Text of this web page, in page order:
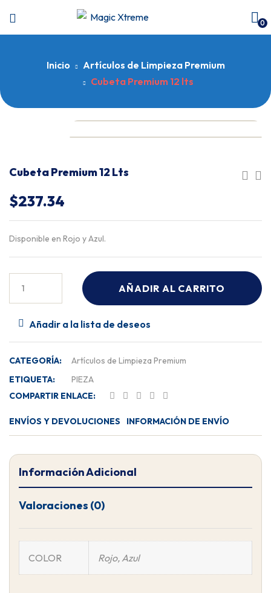
0
Inicio
Artículos de Limpieza Premium
Cubeta Premium 12 lts
Cubeta Premium 12 Lts
$237.34
Disponible en Rojo y Azul.
AÑADIR AL CARRITO
Añadir a la lista de deseos
CATEGORÍA:
Artículos de Limpieza Premium
ETIQUETA:
PIEZA
COMPARTIR ENLACE:
ENVÍOS Y DEVOLUCIONES INFORMACIÓN DE ENVÍO
Información Adicional
Valoraciones (0)
COLOR Rojo, Azul